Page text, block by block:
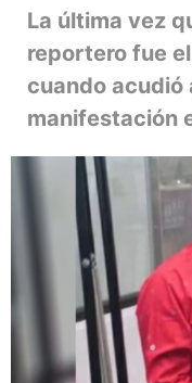
La última vez
reportero fue
cuando acudió
manifestación